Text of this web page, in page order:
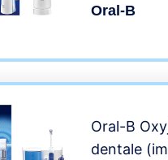
Oral-B
Oral-B
dentale